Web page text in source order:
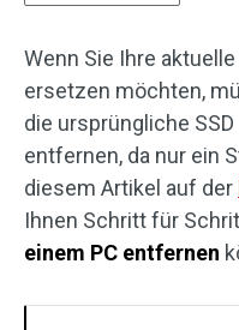
Wenn Sie Ihre
ersetzen möchten,
die ursprüngliche
entfernen, da nur ein
diesem Artikel auf der
Ihnen Schritt für
einem PC entfernen